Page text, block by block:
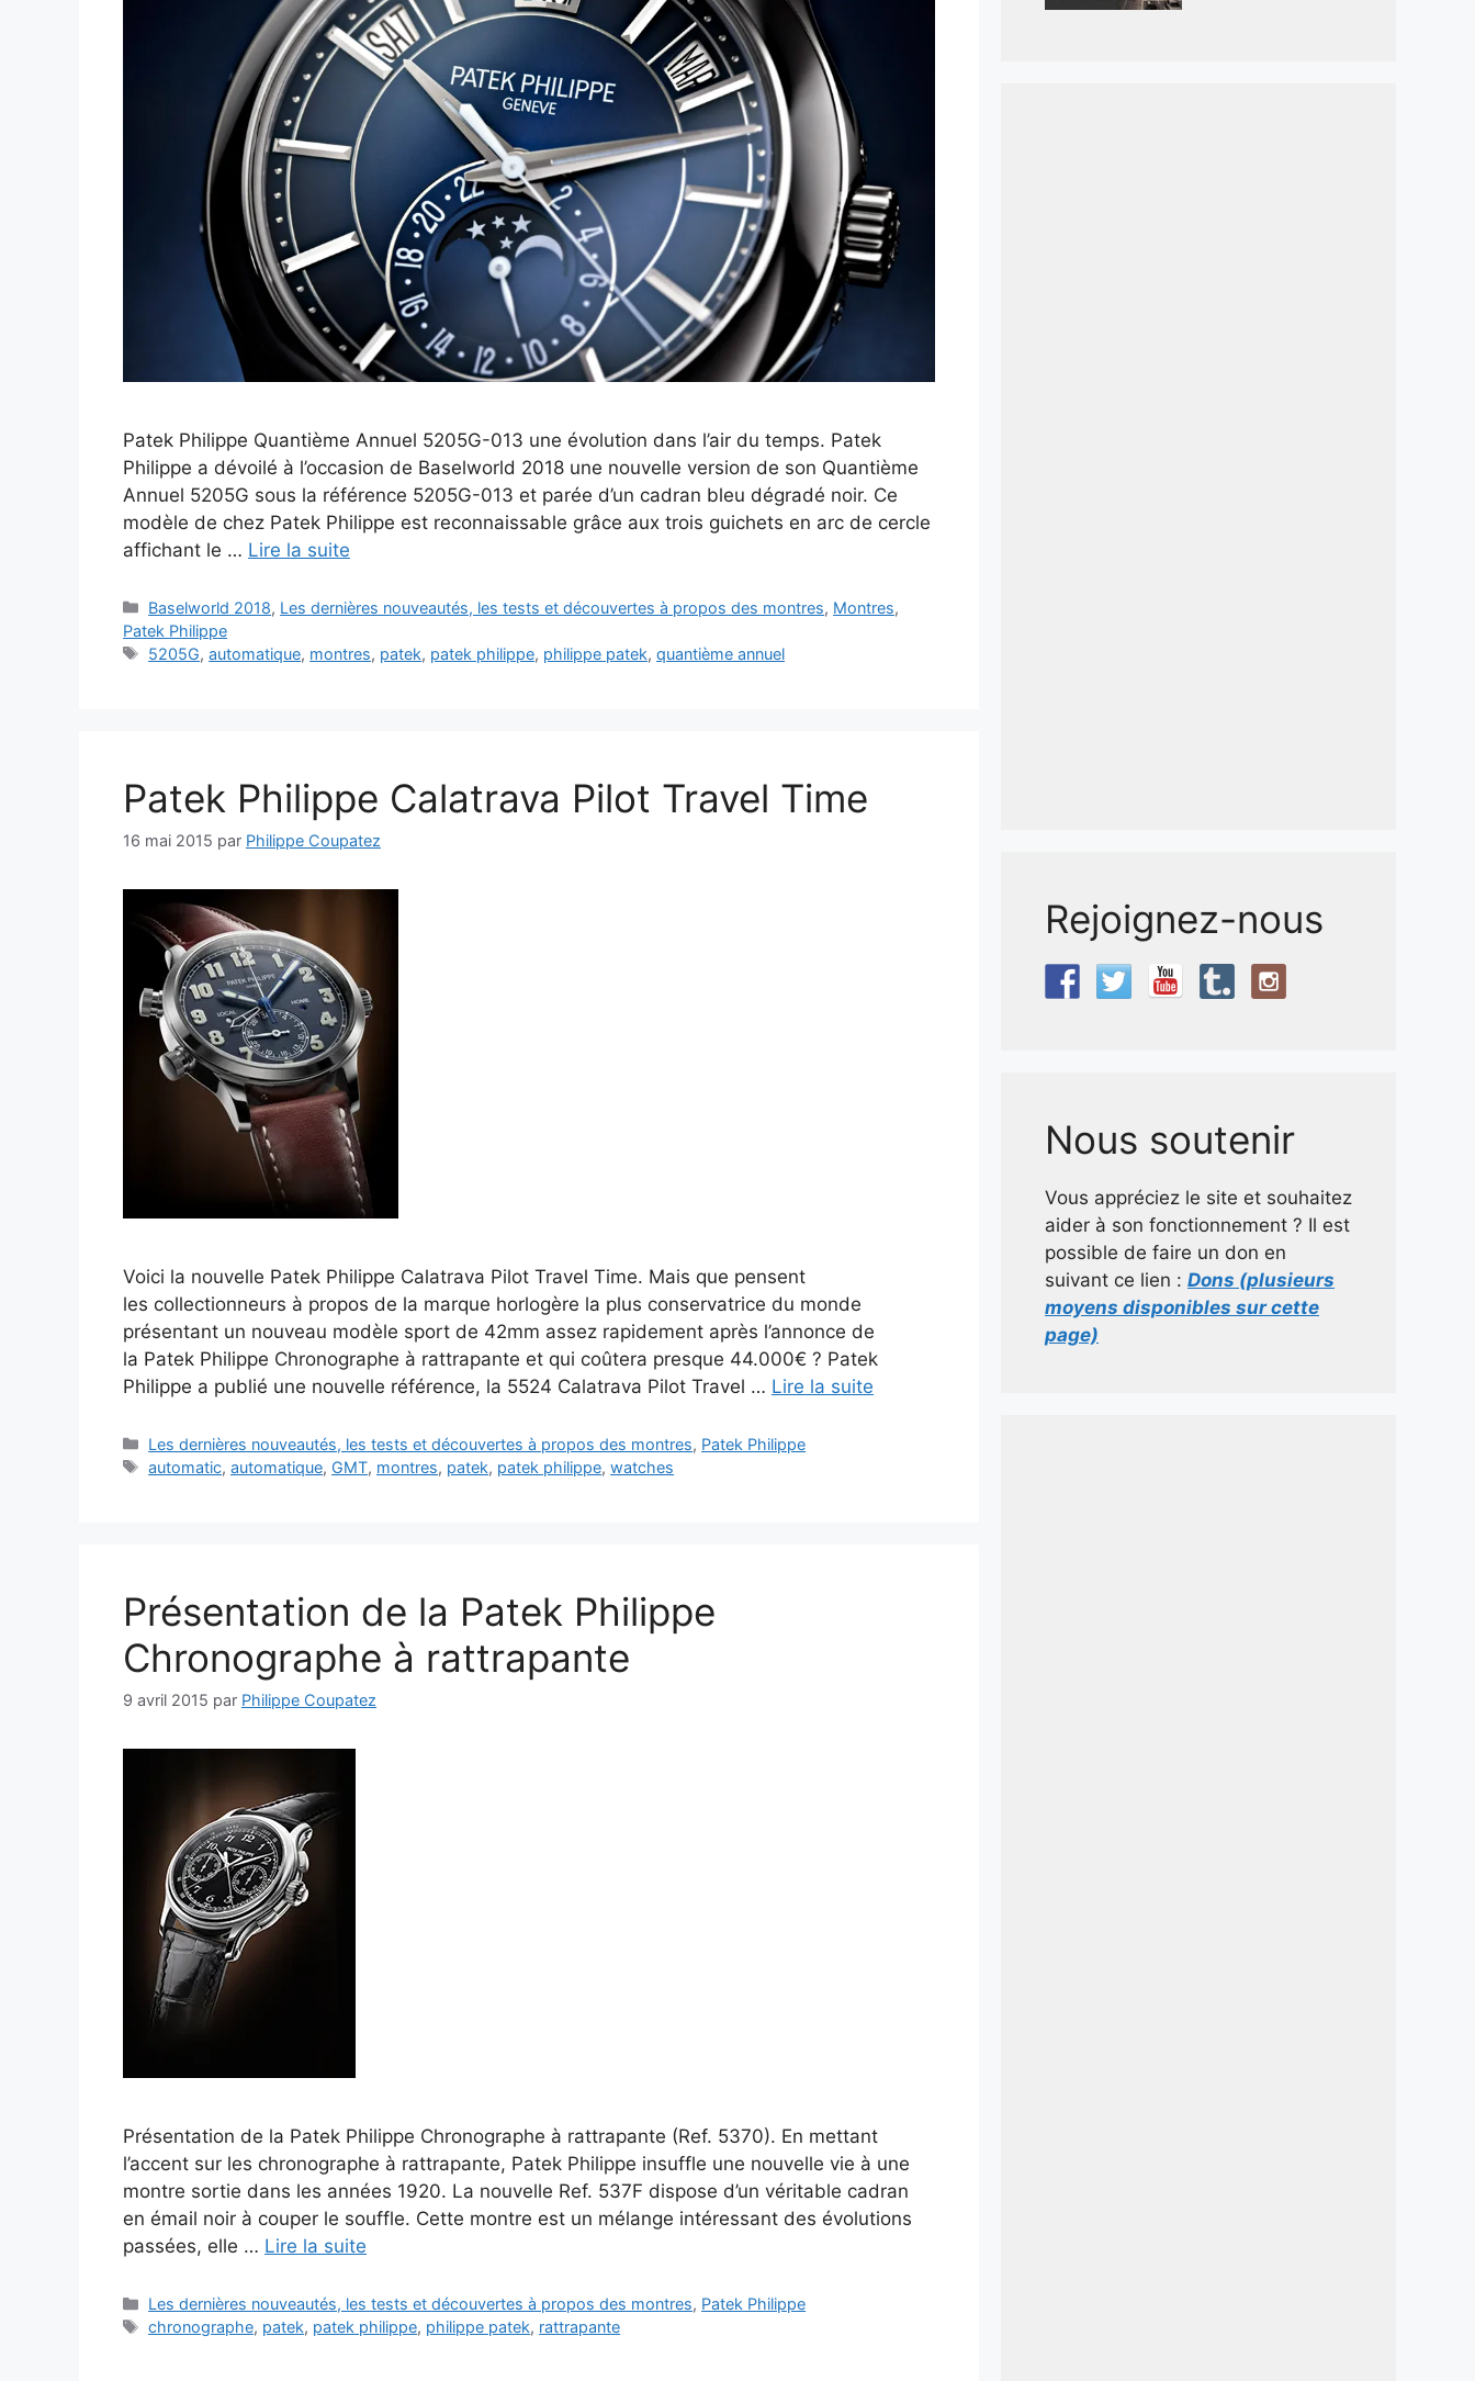
Patek Philippe Quantième Annuel 5205G-013 une évolution dans l’air du temps. Patek
Philippe a dévoilé à l’occasion de Baselworld 2018 une nouvelle version de son Quantième
Annuel 5205G sous la référence 5205G-013 et parée d’un cadran bleu dégradé noir. Ce
modèle de chez Patek Philippe est reconnaissable grâce aux trois guichets en arc de cercle
affichant le … Lire la suite
Catégories
Baselworld 2018, Les dernières nouveautés, les tests et découvertes à propos des montres, Montres,
Patek Philippe
Étiquettes
5205G,automatique, montres, patek, patek philippe, philippe patek,quantième annuel
Patek Philippe Calatrava Pilot Travel Time
16 mai 2015 par Philippe Coupatez
Voici la nouvelle Patek Philippe Calatrava Pilot Travel Time. Mais que pensent
les collectionneurs à propos de la marque horlogère la plus conservatrice du monde
présentant un nouveau modèle sport de 42mm assez rapidement après l’annonce de
la Patek Philippe Chronographe à rattrapante et qui coûtera presque 44.000€ ? Patek
Philippe a publié une nouvelle référence, la 5524 Calatrava Pilot Travel … Lire la suite
Catégories
Les dernières nouveautés, les tests et découvertes à propos des montres, Patek Philippe
Étiquettes
automatic,automatique, GMT, montres, patek, patek philippe,watches
Présentation de la Patek Philippe
Chronographe à rattrapante
9 avril 2015 par Philippe Coupatez
Présentation de la Patek Philippe Chronographe à rattrapante (Ref. 5370). En mettant
l’accent sur les chronographe à rattrapante, Patek Philippe insuffle une nouvelle vie à une
montre sortie dans les années 1920. La nouvelle Ref. 537F dispose d’un véritable cadran
en émail noir à couper le souffle. Cette montre est un mélange intéressant des évolutions
passées, elle … Lire la suite
Catégories
Les dernières nouveautés, les tests et découvertes à propos des montres, Patek Philippe
Étiquettes
chronographe, patek, patek philippe, philippe patek, rattrapante
Rejoignez-nous
Nous soutenir
Vous appréciez le site et souhaitez
aider à son fonctionnement ? Il est
possible de faire un don en
suivant ce lien : Dons (plusieurs
moyens disponibles sur cette
page)